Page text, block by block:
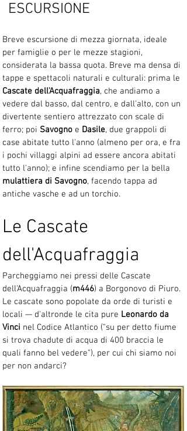
ESCURSIONE
Breve escursione di mezza giornata, ideale
per famiglie o per le mezze stagioni,
considerata la bassa quota. Breve ma densa di
tappe e spettacoli naturali e culturali: prima le
Cascate dell'Acquafraggia, che andiamo a
vedere dal basso, dal centro, e dall'alto, con un
divertente sentiero attrezzato con scale di
ferro; poi Savogno e Dasile, due grappoli di
case abitate tutto l'anno (almeno per ora, e fra
i pochi villaggi alpini ad essere ancora abitati
tutto l'anno); e infine scendiamo per la bella
mulattiera di Savogno, facendo tappa ad
antiche vasche e ad un torchio.
Le Cascate
dell'Acquafraggia
Parcheggiamo nei pressi delle Cascate
dell'Acquafraggia (m446) a Borgonovo di Piuro.
Le cascate sono popolate da orde di turisti e
locali — d'altronde le cita pure Leonardo da
Vinci nel Codice Atlantico ("su per detto fiume
si trova chadute di acqua di 400 braccia le
quali fanno bel vedere"), per cui chi siamo noi
per non andarci?